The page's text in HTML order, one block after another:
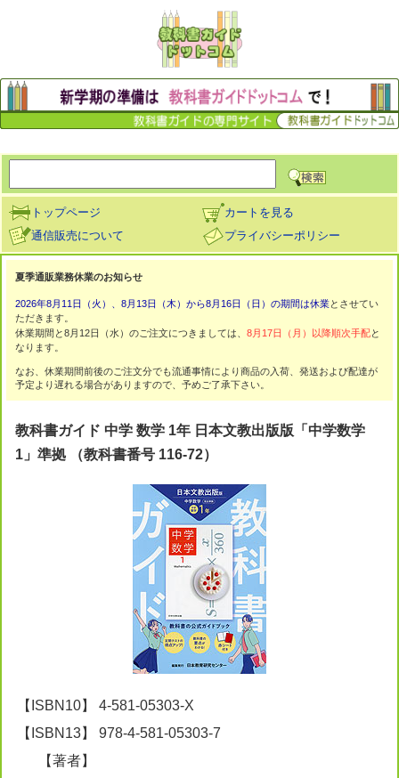
トップページ
カートを見る
通信販売について
プライバシーポリシー
夏季通販業務休業のお知らせ
2026年8月11日（火）、8月13日（木）から8月16日（日）の期間は休業とさせてい
ただきます。
休業期間と8月12日（水）のご注文につきましては、 8月17日（月）以降順次手配と
なります。
なお、休業期間前後のご注文分でも流通事情により商品の入荷、発送および配達が
予定より遅れる場合がありますので、予めご了承下さい。
教科書ガイド 中学 数学 1年 日本文教出版版「中学数学
1」準拠 （教科書番号 116-72）
【ISBN10】
4-581-05303-X
【ISBN13】
978-4-581-05303-7
【著者】